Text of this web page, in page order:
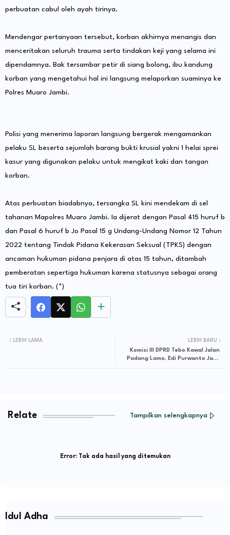
perbuatan cabul oleh ayah tirinya.
​Mendengar pertanyaan tersebut, korban akhirnya menangis dan
menceritakan seluruh trauma serta tindakan keji yang selama ini
dipendamnya. Bak tersambar petir di siang bolong, ibu kandung
korban yang mengetahui hal ini langsung melaporkan suaminya ke
Polres Muaro Jambi.
​Polisi yang menerima laporan langsung bergerak mengamankan
pelaku SL beserta sejumlah barang bukti krusial yakni 1 helai sprei
kasur yang digunakan pelaku untuk mengikat kaki dan tangan
korban.
​Atas perbuatan biadabnya, tersangka SL kini mendekam di sel
tahanan Mapolres Muaro Jambi. Ia dijerat dengan Pasal 415 huruf b
dan Pasal 6 huruf b Jo Pasal 15 g Undang-Undang Nomor 12 Tahun
2022 tentang Tindak Pidana Kekerasan Seksual (TPKS) dengan
ancaman hukuman pidana penjara di atas 15 tahun, ditambah
pemberatan sepertiga hukuman karena statusnya sebagai orang
tua tiri korban. (*)
LEBIH BARU
Komisi III DPRD Tebo Kawal Jalan
Padang Lamo, Edi Purwanto Janji
LEBIH LAMA
Relate Tampilkan selengkapnya
Error:Tak ada hasil yang ditemukan
Idul Adha